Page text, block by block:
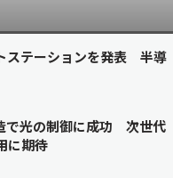
ステーションを発表 半導
で光の制御に成功 次世代
に期待